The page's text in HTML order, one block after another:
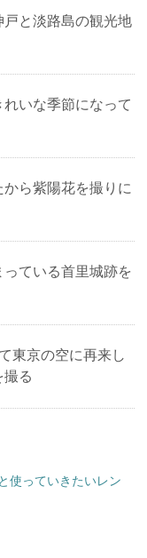
と淡路島の観光地
いな季節になって
ら紫陽花を撮りに
っている首里城跡を
東京の空に再来し
撮る
使っていきたいレン